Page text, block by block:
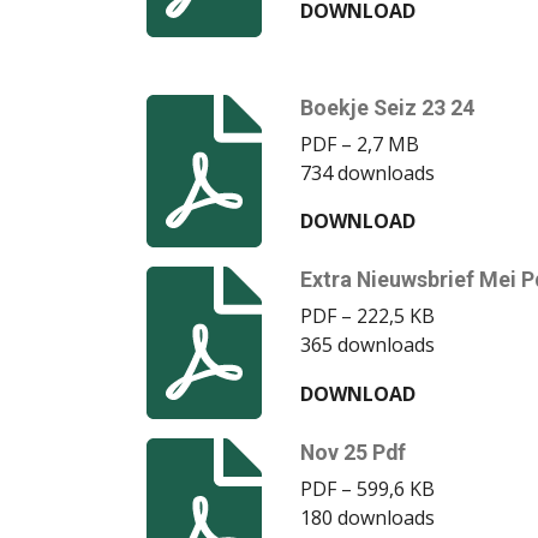
DOWNLOAD
Boekje Seiz 23 24
PDF – 2,7 MB
734 downloads
DOWNLOAD
Extra Nieuwsbrief Mei
PDF – 222,5 KB
365 downloads
DOWNLOAD
Nov 25 Pdf
PDF – 599,6 KB
180 downloads